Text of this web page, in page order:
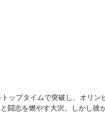
ップタイムで突破し、オリン
闘志を燃やす大沢。しかし彼が